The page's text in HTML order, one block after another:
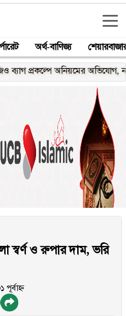
অর্থ-বাণিজ্য
অনিয়মের অভিযোগ, নদীরকূলে
স্বর্ণ ও রুপার দাম, ভরি